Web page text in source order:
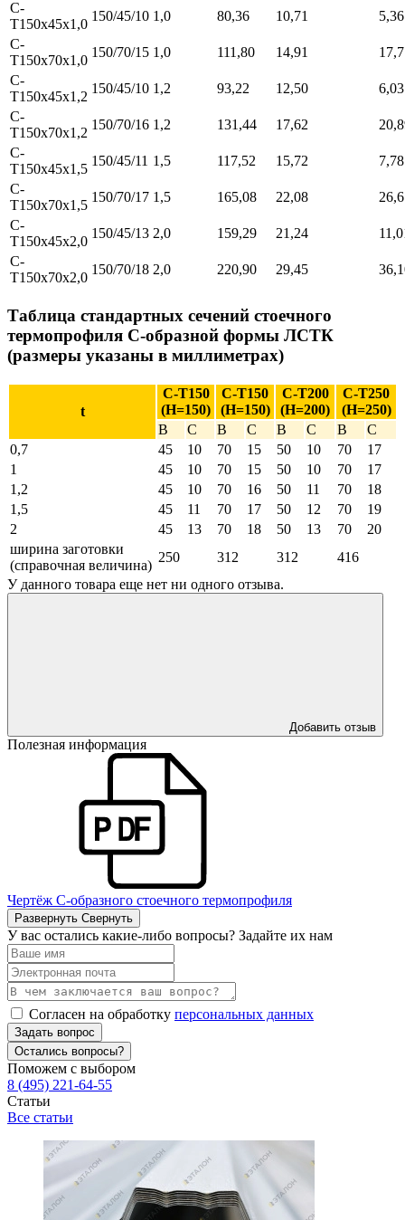
С-
T150х45х1,0
150/45/10 1,0 80,36 10,71
5,36
С-
T150х70х1,0
150/70/15 1,0 111,80 14,91
С-
T150х45х1,2
150/45/10 1,2 93,22 12,50
6,03
С-
T150х70х1,2
150/70/16 1,2 131,44 17,62
С-
T150х45х1,5
150/45/11 1,5 117,52 15,72
7,78
С-
T150х70х1,5
150/70/17 1,5 165,08 22,08
С-
T150х45х2,0
150/45/13 2,0 159,29 21,24
С-
T150х70х2,0
150/70/18 2,0 220,90 29,45
Таблица стандартных сечений cтоечного
термопрофиля С-образной формы ЛСТК
(размеры указаны в миллиметрах)
t
С-T150
(Н=150)
С-T150
(Н=150)
С-T200
(Н=200)
С-T250
(Н=250)
В
С В С В С В
С
0,7
45 10 70 15 50 10 70
17
1
45 10 70 15 50 10 70
17
1,2
45 10 70 16 50 11 70
18
1,5
45 11 70 17 50 12 70
19
2
45 13 70 18 50 13 70
20
ширина заготовки
(справочная величина)
250 312 312
416
У данного товара еще нет ни одного отзыва.
Добавить отзыв
Полезная информация
Чертёж С-образного стоечного термопрофиля
Развернуть Свернуть
У вас остались какие-либо вопросы? Задайте их нам
Согласен на обработку персональных данных
Задать вопрос
Остались вопросы?
Поможем с выбором
8 (495) 221-64-55
Статьи
Все статьи